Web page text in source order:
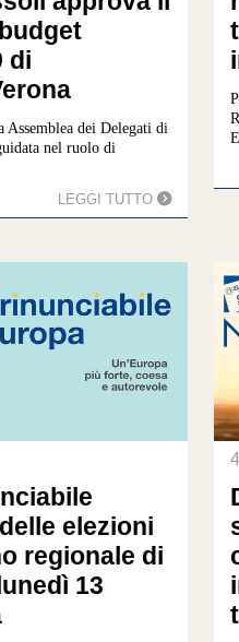
di
Assemblea dei Delegati di
nel ruolo di
LEGGI TUTTO
elezioni
regionale di
13